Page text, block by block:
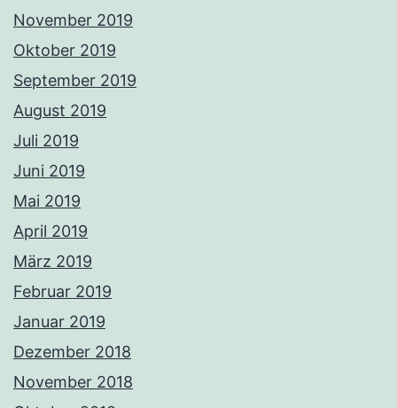
November 2019
Oktober 2019
September 2019
August 2019
Juli 2019
Juni 2019
Mai 2019
April 2019
März 2019
Februar 2019
Januar 2019
Dezember 2018
November 2018